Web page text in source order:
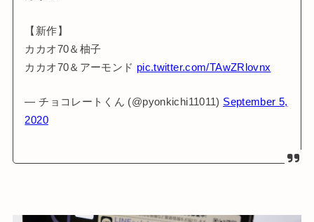
【新作】
カカオ70＆柚子
カカオ70＆アーモンド pic.twitter.com/TAwZRlovnx
— チョコレートくん (@pyonkichi11011) September 5,
2020